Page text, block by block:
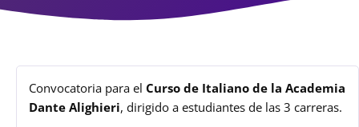
Convocatoria para el Curso de Italiano de la Academia
Dante Alighieri, dirigido a estudiantes de las 3 carreras.